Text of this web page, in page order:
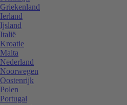
Griekenland
Ierland
Ijsland
Italië
Kroatie
Malta
Nederland
Noorwegen
Oostenrijk
Polen
Portugal